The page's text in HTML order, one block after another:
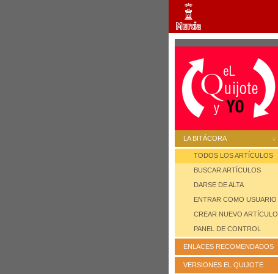
LA BITÁCORA
TODOS LOS ARTÍCULOS
BUSCAR ARTÍCULOS
DARSE DE ALTA
ENTRAR COMO USUARIO
CREAR NUEVO ARTÍCULO
PANEL DE CONTROL
ENLACES RECOMENDADOS
VERSIONES EL QUIJOTE